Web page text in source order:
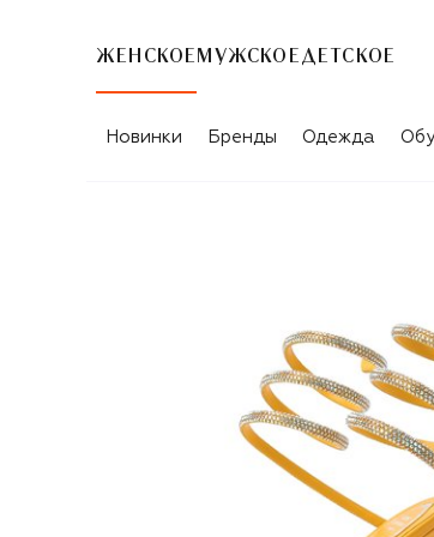
ЖЕНСКОЕ МУЖСКОЕ ДЕТСКОЕ
Новинки Бренды Одежда